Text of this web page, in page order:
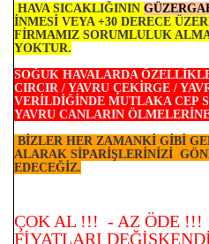
HAVA SICAKLIĞININ
İNMESİ VEYA +30 DERECE
FİRMAMIZ SORUMLULUK
YOKTUR.
SOĞUK HAVALARDA
CIRCIR / YAVRU ÇEKİRGE /
VERİLDİĞİNDE MUTLAKA CEP
YAVRU CANLARIN
BİZLER HER ZAMANKİ GİBİ
ALARAK SİPARİŞLERİNİZİ
EDECEĞİZ.
ÇOK AL !!! - AZ ÖDE
FİYATLARI